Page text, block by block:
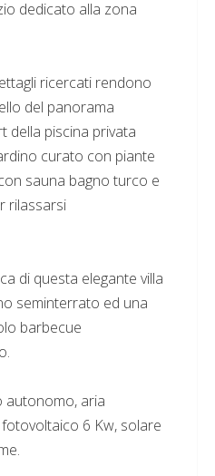
dedicato alla zona
ricercati rendono
del panorama
della piscina privata
curato con piante
sauna bagno turco e
rilassarsi
di questa elegante villa
seminterrato ed una
barbecue
autonomo, aria
6 Kw, solare